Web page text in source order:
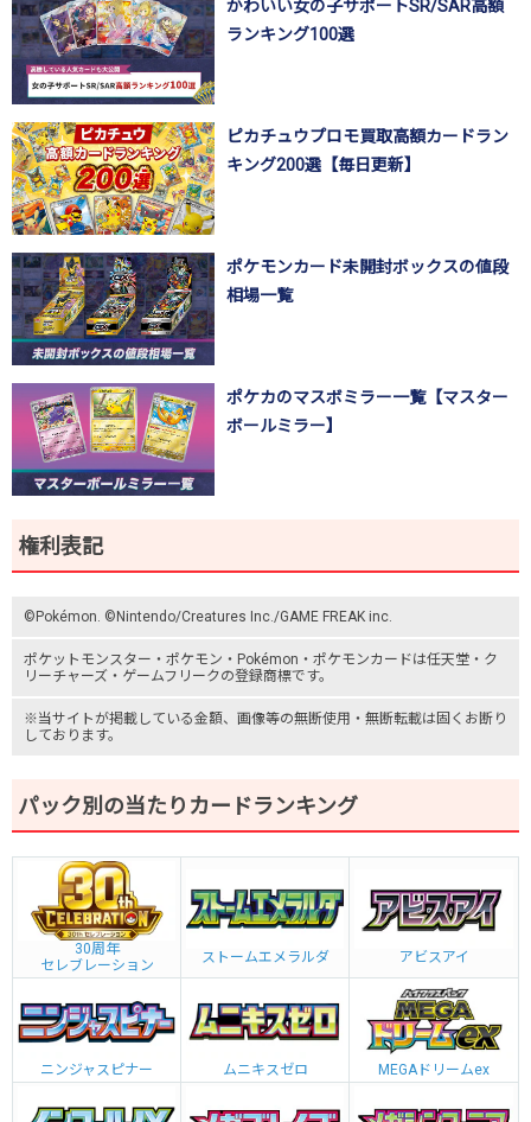
かわいい女の子サポートSR/SAR高額
ランキング100選
ピカチュウプロモ買取高額カードラン
キング200選【毎日更新】
ポケモンカード未開封ボックスの値段
相場一覧
ポケカのマスボミラー一覧【マスター
ボールミラー】
権利表記
©Pokémon. ©Nintendo/Creatures Inc./GAME FREAK inc.
ポケットモンスター ・ポケモン・Pokémon・ ポケモンカードは任天堂・ ク
リーチャーズ ・ ゲームフリークの登録商標です。
※当サイトが掲載している金額、画像等の無断使用・無断転載は固くお断り
しております。
パック別の当たりカードランキング
30周年
セレブレーション
ストームエメラルダ アビスアイ
ニンジャスピナー ムニキスゼロ MEGAドリームex